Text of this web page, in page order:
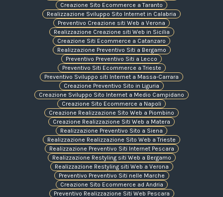
Creazione Sito Ecommerce a Taranto
Realizzazione Sviluppo Sito Internet in Calabria
Preventivo Creazione siti Web a Verona
Realizzazione Creazione siti Web in Sicilia
Creazione Siti Ecommerce a Catanzaro
Realizzazione Preventivo Siti a Bergamo
Preventivo Preventivo Siti a Lecco
Preventivo Siti Ecommerce a Trieste
Preventivo Sviluppo siti Internet a Massa-Carrara
Creazione Preventivo Sito in Liguria
Creazione Sviluppo Sito Internet a Medio Campidano
Creazione Sito Ecommerce a Napoli
Creazione Realizzazione Sito Web a Piombino
Creazione Realizzazione Siti Web a Matera
Realizzazione Preventivo Sito a Siena
Realizzazione Realizzazione Sito Web a Trieste
Realizzazione Preventivo Siti Internet Pescara
Realizzazione Restyling siti Web a Bergamo
Realizzazione Restyling siti Web a Verona
Preventivo Preventivo Siti nelle Marche
Creazione Sito Ecommerce ad Andria
Preventivo Realizzazione Siti Web Pescara